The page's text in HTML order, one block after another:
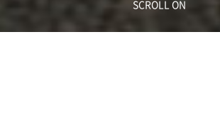
SCROLL ON